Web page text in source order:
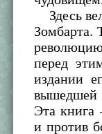
Здесь
Зомбарта.
перед
издании
вышедшей
Эта книга
и против